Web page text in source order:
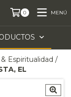
0 MENÚ
Espiritualidad /
EL